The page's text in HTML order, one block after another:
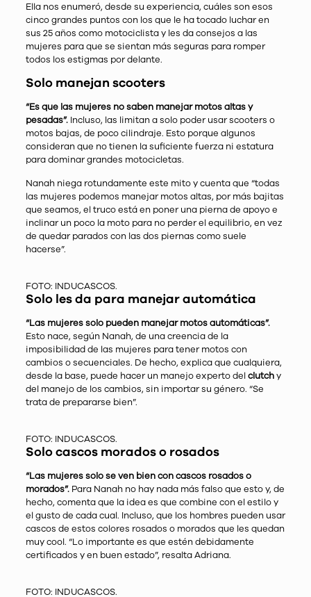
Ella nos enumeró, desde su experiencia, cuáles son esos
cinco grandes puntos con los que le ha tocado luchar en
sus 25 años como motociclista y les da consejos a las
mujeres para que se sientan más seguras para romper
todos los estigmas por delante.
Solo manejan scooters
“Es que las mujeres no saben manejar motos altas y
pesadas”.Incluso, las limitan a solo poder usar scooters o
motos bajas, de poco cilindraje. Esto porque algunos
consideran que no tienen la suficiente fuerza ni estatura
para dominar grandes motocicletas.
Nanah niega rotundamente este mito y cuenta que “todas
las mujeres podemos manejar motos altas, por más bajitas
que seamos, el truco está en poner una pierna de apoyo e
inclinar un poco la moto para no perder el equilibrio, en vez
de quedar parados con las dos piernas como suele
hacerse”.
FOTO: INDUCASCOS.
Solo les da para manejar automática
“Las mujeres solo pueden manejar motos automáticas”.
Esto nace, según Nanah, de una creencia de la
imposibilidad de las mujeres para tener motos con
cambios o secuenciales. De hecho, explica que cualquiera,
desde la base, puede hacer un manejo experto delclutchy
del manejo de los cambios, sin importar su género. “Se
trata de prepararse bien”.
FOTO: INDUCASCOS.
Solo cascos morados o rosados
“Las mujeres solo se ven bien con cascos rosados o
morados”.Para Nanah no hay nada más falso que esto y, de
hecho, comenta que la idea es que combine con el estilo y
el gusto de cada cual. Incluso, que los hombres pueden usar
cascos de estos colores rosados o morados que les quedan
muy cool. “Lo importante es que estén debidamente
certificados y en buen estado”, resalta Adriana.
FOTO: INDUCASCOS.